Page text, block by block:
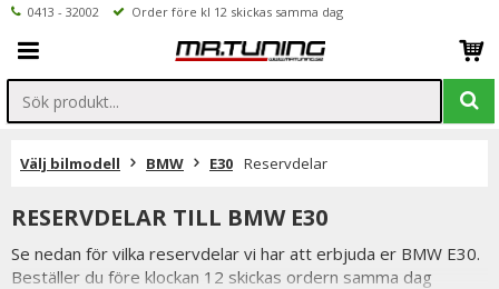
0413 - 32002 Order före kl 12 skickas samma dag
Välj bilmodell BMW E30 Reservdelar
RESERVDELAR TILL BMW E30
Se nedan för vilka reservdelar vi har att erbjuda er BMW E30.
Beställer du före klockan 12 skickas ordern samma dag